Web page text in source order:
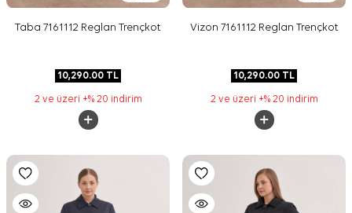
Taba 7161112 Reglan Trençkot
10,290.00 TL
2 ve üzeri +% 20 indirim
Vizon 7161112 Reglan Trençkot
10,290.00 TL
2 ve üzeri +% 20 indirim